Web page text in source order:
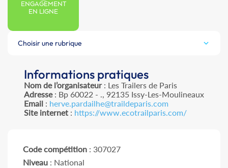
ENGAGEMENT
EN LIGNE
Choisir une rubrique
Informations pratiques
Nom de l’organisateur: Les Trailers de Paris
Adresse: Bp 60022 - ., 92135 Issy-Les-Moulineaux
Email : herve.pardailhe@traildeparis.com
Site internet : https://www.ecotrailparis.com/
Code compétition : 307027
Niveau : National